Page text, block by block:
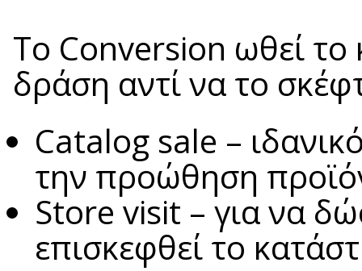
Το Conversion ωθεί το
δράση αντί να το
Catalog sale –
την προώθηση
Store visit – για να
επισκεφθεί το